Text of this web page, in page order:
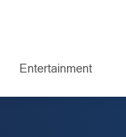
Entertainment